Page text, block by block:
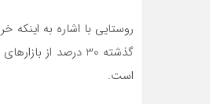
روستایی با اشاره به
است.